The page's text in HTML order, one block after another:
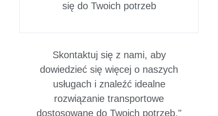
się do Twoich potrzeb
Skontaktuj się z nami, aby
dowiedzieć się więcej o naszych
usługach i znaleźć idealne
rozwiązanie transportowe
dostosowane do Twoich potrzeb."